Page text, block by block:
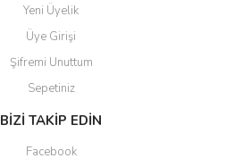
Yeni Üyelik
Üye Girişi
Şifremi Unuttum
Sepetiniz
BİZİ TAKİP EDİN
Facebook